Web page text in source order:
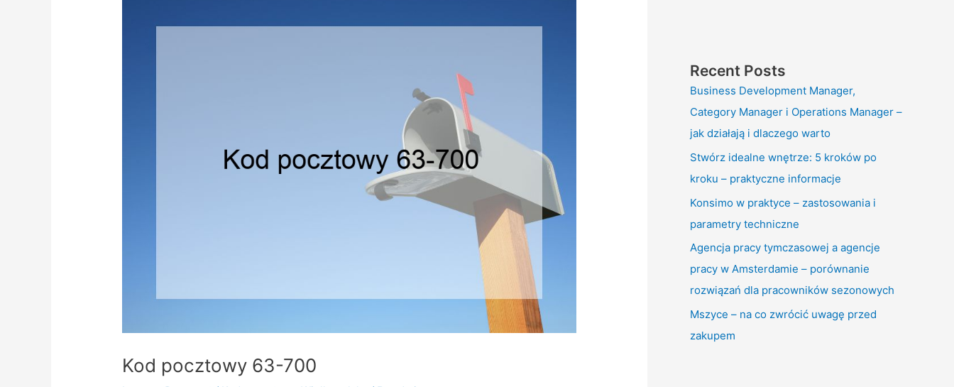
Kod pocztowy 63-700
Recent Posts
Business Development Manager,
Category Manager i Operations Manager –
jak działają i dlaczego warto
Stwórz idealne wnętrze: 5 kroków po
kroku – praktyczne informacje
Konsimo w praktyce – zastosowania i
parametry techniczne
Agencja pracy tymczasowej a agencje
pracy w Amsterdamie – porównanie
rozwiązań dla pracowników sezonowych
Mszyce – na co zwrócić uwagę przed
zakupem